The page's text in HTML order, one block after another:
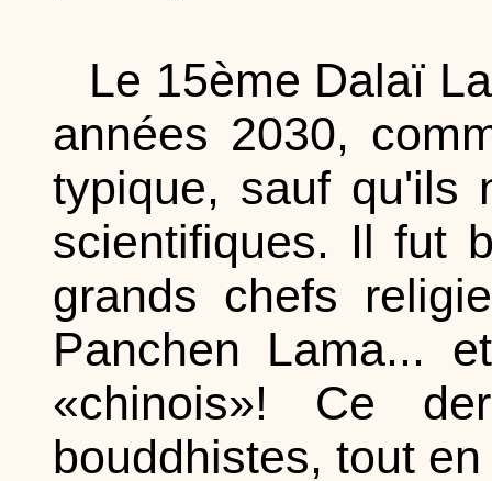
Le 15ème Dalaï
années 2030,
typique, sauf qu'ils
scientifiques. Il fut
grands chefs
Panchen Lama...
«chinois»! Ce
bouddhistes, tout